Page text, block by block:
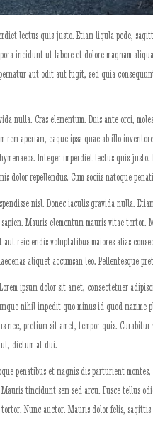
lectus quis justo. Etiam ligula pede,
incidunt ut labore et dolore magnam
aut odit aut fugit, sed quia
nulla. Cras elementum. Duis ante orci,
aperiam, eaque ipsa quae ab illo
Integer imperdiet lectus quis
dolor repellendus. Cum sociis natoque
nisl. Donec iaculis gravida nulla.
Mauris elementum mauris vitae tortor.
reiciendis voluptatibus maiores alias
aliquet accumsan leo. Pellentesque
ipsum dolor sit amet, consectetuer
nihil impedit quo minus id quod maxime
pretium sit amet, tempor quis.
ut, dictum at dui.
penatibus et magnis dis parturient
tincidunt sem sed arcu. Fusce tellus
Nunc auctor. Mauris dolor felis,